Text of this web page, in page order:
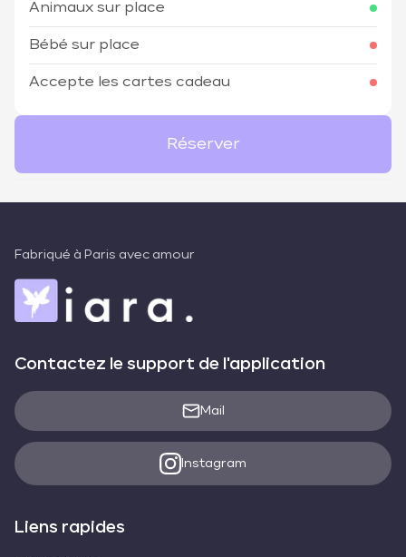
Animaux sur place
Bébé sur place
Accepte les cartes cadeau
Réserver
Fabriqué à Paris avec amour
Contactez le support de l'application
Mail
Instagram
Liens rapides